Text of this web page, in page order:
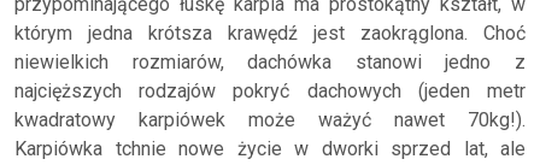
którym jedna krótsza krawędź jest zaokrąglona. Choć
niewielkich rozmiarów, dachówka stanowi jedno z
najcięższych rodzajów pokryć dachowych (jeden metr
kwadratowy karpiówek może ważyć nawet 70kg!).
Karpiówka tchnie nowe życie w dworki sprzed lat, ale